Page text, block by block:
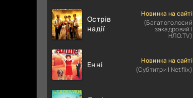
Острів
надії
Новинка на сайті
(Багатоголосий
закадровий |
НЛО.TV)
Енні
Новинка на сайті
(Субтитри | Netflix)